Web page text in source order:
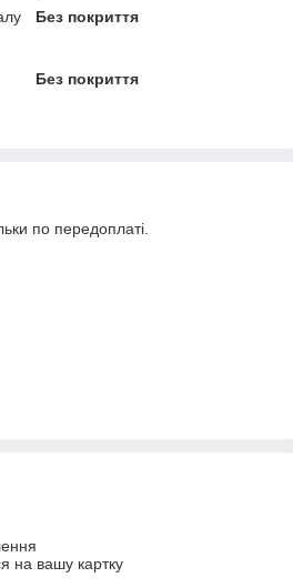
Без покриття
Без покриття
по передоплаті.
на вашу картку